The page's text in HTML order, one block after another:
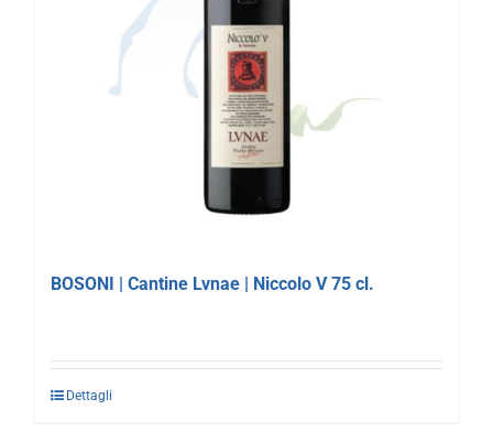
BOSONI | Cantine Lvnae | Niccolo V 75 cl.
Dettagli